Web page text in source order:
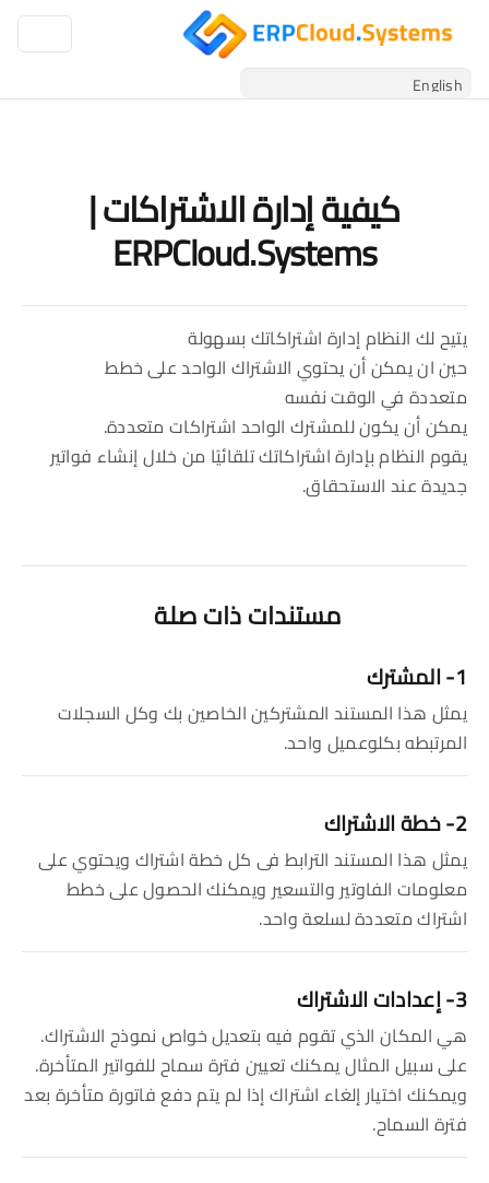
كيفية إدارة الاشتراكات |
ERPCloud.Systems
يتيح لك النظام إدارة اشتراكاتك بسهولة
حين ان يمكن أن يحتوي الاشتراك الواحد على خطط
متعددة في الوقت نفسه
يمكن أن يكون للمشترك الواحد اشتراكات متعددة.
يقوم النظام بإدارة اشتراكاتك تلقائيًا من خلال إنشاء فواتير
جديدة عند الاستحقاق.
مستندات ذات صلة
1- المشترك
يمثل هذا المستند المشتركين الخاصين بك وكل السجلات
المرتبطه بكلوعميل واحد.
2- خطة الاشتراك
يمثل هذا المستند الترابط فى كل خطة اشتراك ويحتوي على
معلومات الفاوتير والتسعير ويمكنك الحصول على خطط
اشتراك متعددة لسلعة واحد.
3- إعدادات الاشتراك
هي المكان الذي تقوم فيه بتعديل خواص نموذج الاشتراك.
على سبيل المثال يمكنك تعيين فترة سماح للفواتير المتأخرة.
ويمكنك اختيار إلغاء اشتراك إذا لم يتم دفع فاتورة متأخرة بعد
فترة السماح.